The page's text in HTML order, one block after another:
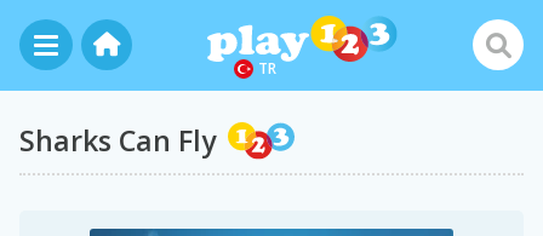
TR
Sharks Can Fly